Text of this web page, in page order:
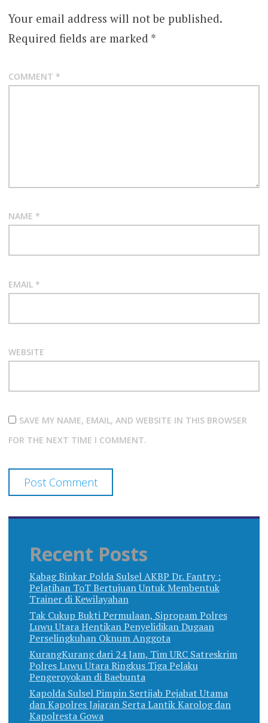
Your email address will not be published.
Required fields are marked *
COMMENT *
NAME *
EMAIL *
WEBSITE
SAVE MY NAME, EMAIL, AND WEBSITE IN THIS BROWSER
FOR THE NEXT TIME I COMMENT.
Recent Posts
Kabag Binkar Polda Sulsel AKBP Dr. Fantry :
Pelatihan ToT Bertujuan Untuk Membentuk
Trainer di Kewilayahan
Tak Cukup Bukti Permulaan, Sipropam Polres
Luwu Utara Hentikan Penyelidikan Dugaan
Perselingkuhan Oknum Anggota
KurangKurang dari 24 Jam, Tim URC Satreskrim
Polres Luwu Utara Ringkus Tiga Pelaku
Pengeroyokan di Baebunta
Kapolda Sulsel Pimpin Sertijab Pejabat Utama
dan Kapolres Jajaran Serta Lantik Karolog dan
Kapolresta Gowa